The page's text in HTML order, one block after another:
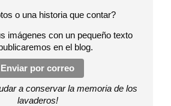
o una historia que contar?
imágenes con un pequeño texto
en el blog.
Enviar por correo
a conservar la memoria de los
lavaderos!